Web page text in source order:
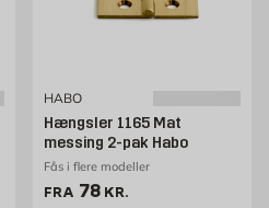
HABO
Hængsler 1165 Mat
messing 2-pak Habo
Fås i flere modeller
FRA Pris 78 kr. /stk
78 KR.